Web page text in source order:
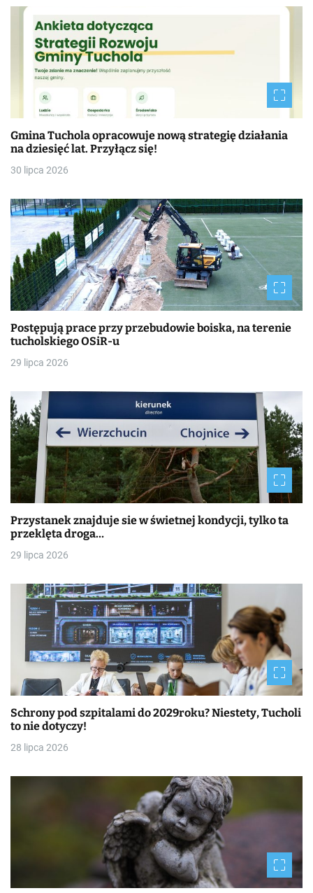
Gmina Tuchola opracowuje nową strategię działania
na dziesięć lat. Przyłącz się!
30 lipca 2026
Postępują prace przy przebudowie boiska, na terenie
tucholskiego OSiR-u
29 lipca 2026
Przystanek znajduje sie w świetnej kondycji, tylko ta
przeklęta droga…
29 lipca 2026
Schrony pod szpitalami do 2029roku? Niestety, Tucholi
to nie dotyczy!
28 lipca 2026